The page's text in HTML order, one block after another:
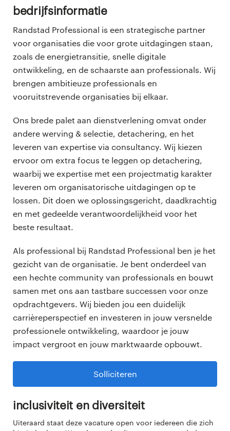
Bedrijfsinformatie
Randstad Professional is een strategische partner
voor organisaties die voor grote uitdagingen staan,
zoals de energietransitie, snelle digitale
ontwikkeling, en de schaarste aan professionals. Wij
brengen ambitieuze professionals en
vooruitstrevende organisaties bij elkaar.
Ons brede palet aan dienstverlening omvat onder
andere werving & selectie, detachering, en het
leveren van expertise via consultancy. Wij kiezen
ervoor om extra focus te leggen op detachering,
waarbij we expertise met een projectmatig karakter
leveren om organisatorische uitdagingen op te
lossen. Dit doen we oplossingsgericht, daadkrachtig
en met gedeelde verantwoordelijkheid voor het
beste resultaat.
Als professional bij Randstad Professional ben je het
gezicht van de organisatie. Je bent onderdeel van
een hechte community van professionals en bouwt
samen met ons aan tastbare successen voor onze
opdrachtgevers. Wij bieden jou een duidelijk
carrièreperspectief en investeren in jouw versnelde
professionele ontwikkeling, waardoor je jouw
impact vergroot en jouw marktwaarde opbouwt.
Solliciteren
Inclusiviteit en diversiteit
Uiteraard staat deze vacature open voor iedereen die zich